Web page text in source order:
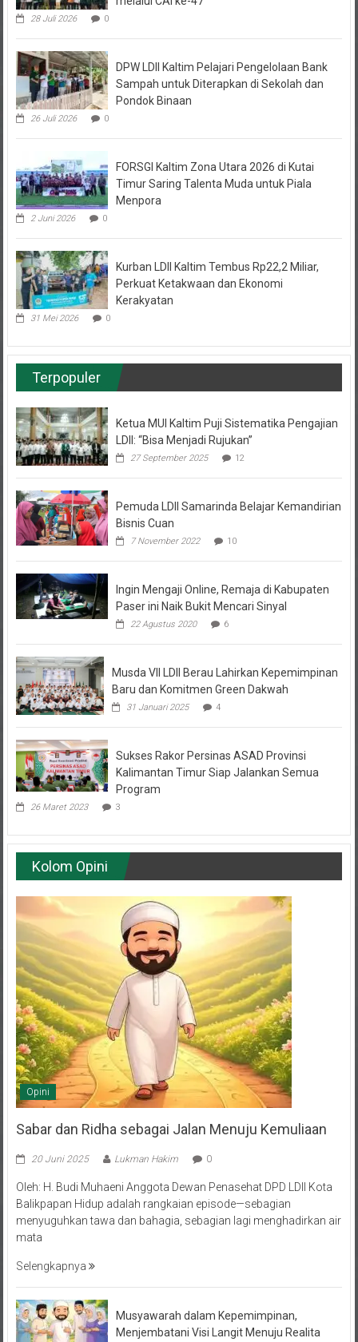
Sampah untuk Diterapkan di Sekolah dan
Pondok Binaan
26 Juli 2026 0
Timur Saring Talenta Muda untuk Piala
Menpora
2 Juni 2026 0
Perkuat Ketakwaan dan Ekonomi
Kerakyatan
31 Mei 2026 0
Terpopuler
LDII: “Bisa Menjadi Rujukan”
27 September 2025 12
Bisnis Cuan
7 November 2022
Paser ini Naik Bukit Mencari Sinyal
22 Agustus 2020 6
Baru dan Komitmen Green Dakwah
31 Januari 2025 4
Kalimantan Timur Siap Jalankan Semua
Program
26 Maret 2023 3
Kolom Opini
Opini
Sabar dan Ridha sebagai Jalan Menuju Kemuliaan
Balikpapan Hidup adalah rangkaian episode—sebagian
menyuguhkan tawa dan bahagia, sebagian lagi menghadirkan air
mata
Menjembatani Visi Langit Menuju Realita
Bumi